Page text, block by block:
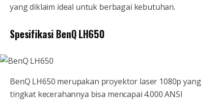
yang diklaim ideal untuk berbagai kebutuhan.
Spesifikasi BenQ LH650
BenQ LH650 merupakan proyektor laser 1080p yang
tingkat kecerahannya bisa mencapai 4.000 ANSI